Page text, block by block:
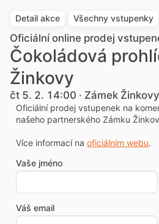
Detail akce Všechny vstupenky
Oficiální online prodej
Čokoládová
Žinkovy
čt 5. 2. 14:00 · Zámek Žinkovy
Oficiální prodej vstupenek na
našeho partnerského Zámku
Více informací na oficiálním webu.
Vaše jméno
Váš email